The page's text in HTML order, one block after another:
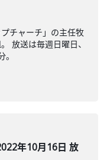
チャーチ」の主任牧
放送は毎週日曜日、
年10月16日 放